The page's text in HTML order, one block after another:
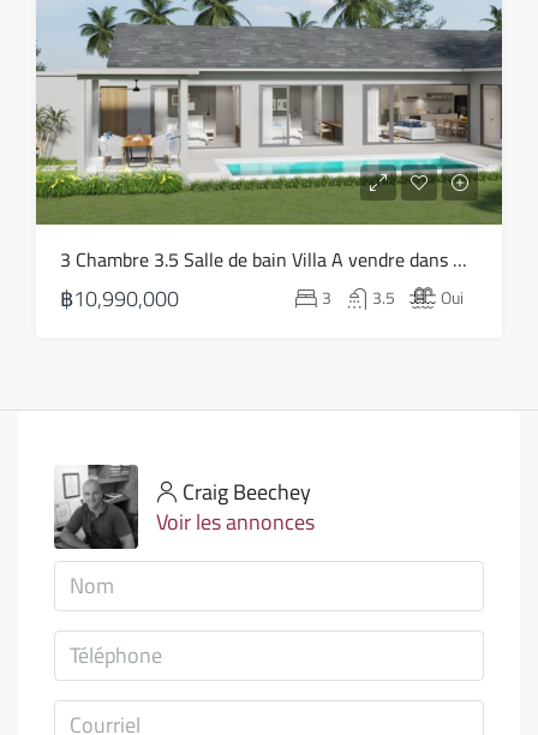
3 Chambre 3.5 Salle de bain Villa A vendre dans Bophut – HS0814
฿10,990,000 3 3.5 Oui
Craig Beechey
Voir les annonces